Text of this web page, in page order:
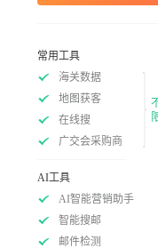
常用工具
海关数据
地图获客
在线搜
广交会采购商
AI工具
AI智能营销助手
智能搜邮
邮件检测